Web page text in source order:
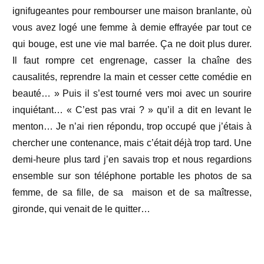
ignifugeantes pour rembourser une maison branlante, où
vous avez logé une femme à demie effrayée par tout ce
qui bouge, est une vie mal barrée. Ça ne doit plus durer.
Il faut rompre cet engrenage, casser la chaîne des
causalités, reprendre la main et cesser cette comédie en
beauté… » Puis il s’est tourné vers moi avec un sourire
inquiétant… « C’est pas vrai ? » qu’il a dit en levant le
menton… Je n’ai rien répondu, trop occupé que j’étais à
chercher une contenance, mais c’était déjà trop tard. Une
demi-heure plus tard j’en savais trop et nous regardions
ensemble sur son téléphone portable les photos de sa
femme, de sa fille, de sa maison et de sa maîtresse,
gironde, qui venait de le quitter…